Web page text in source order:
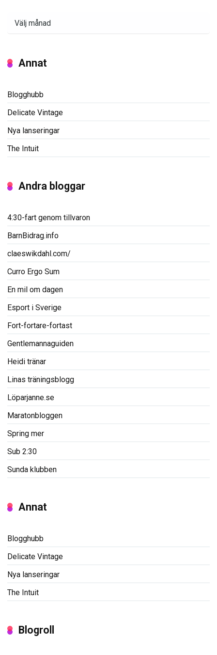
Annat
Blogghubb
Delicate Vintage
Nya lanseringar
The Intuit
Andra bloggar
4:30-fart genom tillvaron
BarnBidrag.info
claeswikdahl.com/
Curro Ergo Sum
En mil om dagen
Esport i Sverige
Fort-fortare-fortast
Gentlemannaguiden
Heidi tränar
Linas träningsblogg
Löparjanne.se
Maratonbloggen
Spring mer
Sub 2:30
Sunda klubben
Annat
Blogghubb
Delicate Vintage
Nya lanseringar
The Intuit
Blogroll